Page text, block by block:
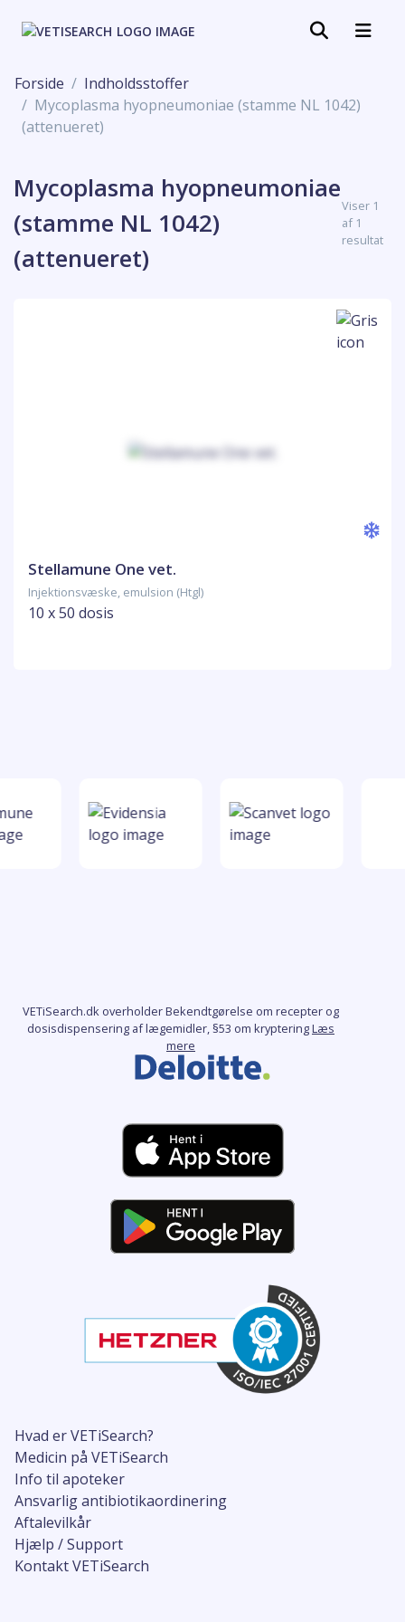
Forside
Indholdsstoffer
Mycoplasma hyopneumoniae (stamme NL 1042)
(attenueret)
Mycoplasma hyopneumoniae
(stamme NL 1042)
(attenueret)
Viser 1
af 1
resultat
Stellamune One vet.
Injektionsvæske, emulsion (Htgl)
10 x 50 dosis
Hvad er VETiSearch?
Medicin på VETiSearch
Info til apoteker
Ansvarlig antibiotikaordinering
Aftalevilkår
Hjælp / Support
Kontakt VETiSearch
VETiSearch.dk overholder Bekendtgørelse om recepter og
dosisdispensering af lægemidler, §53 om krypteringLæs
mere